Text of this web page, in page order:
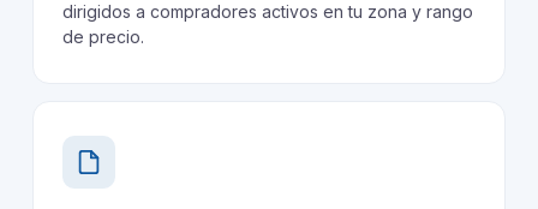
dirigidos a compradores activos en tu zona y rango
de precio.